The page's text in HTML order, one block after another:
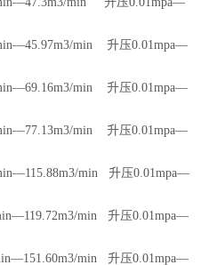
min 升压0.01mpa—
min 升压0.01mpa—
min 升压0.01mpa—
min 升压0.01mpa—
min 升压0.01mpa—
min 升压0.01mpa—